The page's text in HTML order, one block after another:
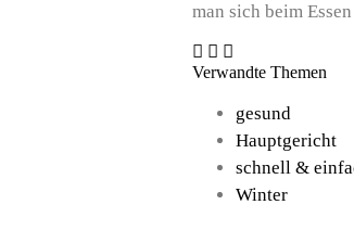
man sich beim
Verwandte Themen
gesund
Hauptgericht
schnell &
Winter